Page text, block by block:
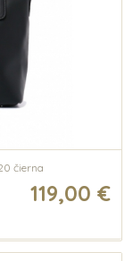
čierna
119,00 €